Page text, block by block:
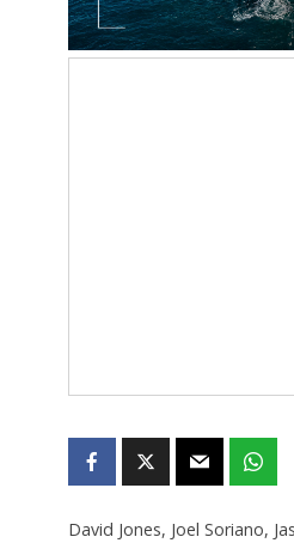
David Jones, Joel Soriano,